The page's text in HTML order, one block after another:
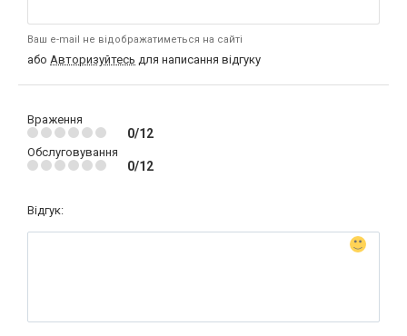
Ваш e-mail не відображатиметься на сайті
або Авторизуйтесь для написання відгуку
Враження
0/12
Обслуговування
0/12
Відгук: